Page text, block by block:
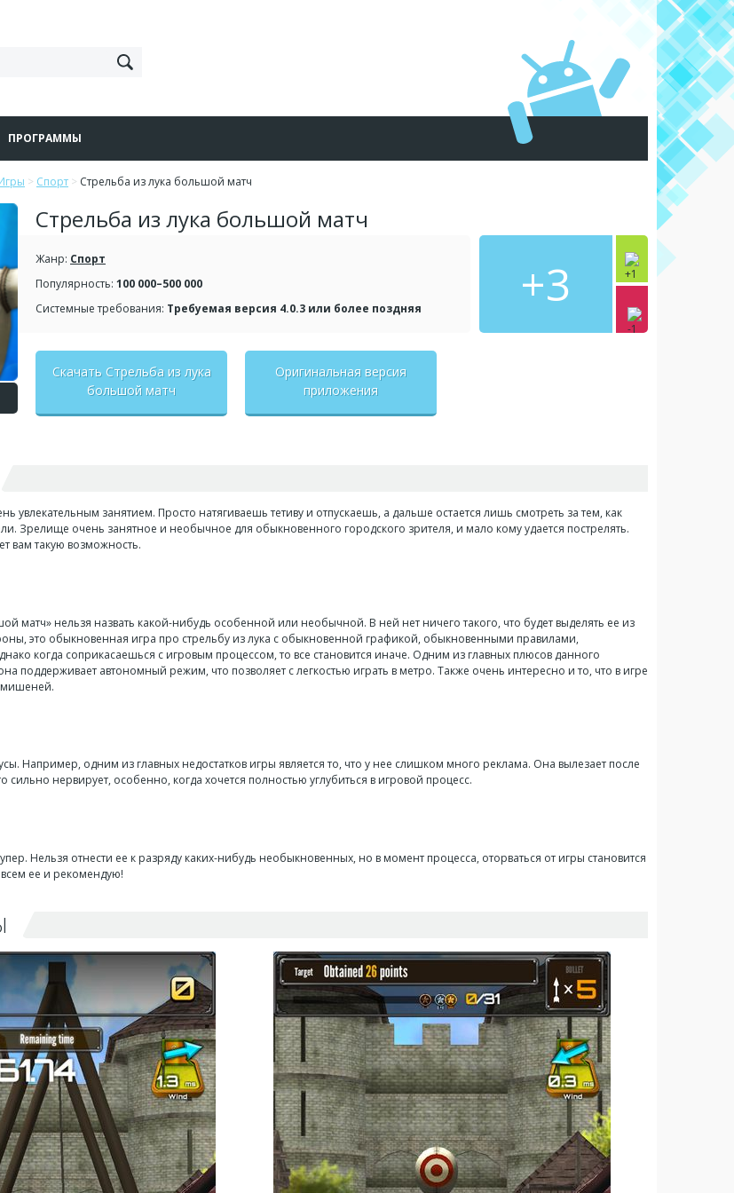
ПРОГРАММЫ
> Спорт > Стрельба из лука большой матч
Стрельба из лука большой матч
+3
Жанр: Спорт
Популярность: 100 000–500 000
Системные требования: Требуемая версия 4.0.3 или более поздняя
Скачать Стрельба из лука
большой матч
Оригинальная версия
приложения
увлекательным занятием. Просто натягиваешь тетиву и отпускаешь, а дальше остается лишь смотреть за тем, как
Зрелище очень занятное и необычное для обыкновенного городского зрителя, и мало кому удается пострелять.
вам такую возможность.
матч» нельзя назвать какой-нибудь особенной или необычной. В ней нет ничего такого, что будет выделять ее из
это обыкновенная игра про стрельбу из лука с обыкновенной графикой, обыкновенными правилами,
когда соприкасаешься с игровым процессом, то все становится иначе. Одним из главных плюсов данного
поддерживает автономный режим, что позволяет с легкостью играть в метро. Также очень интересно и то, что в игре
мишеней.
Например, одним из главных недостатков игры является то, что у нее слишком много реклама. Она вылезает после
сильно нервирует, особенно, когда хочется полностью углубиться в игровой процесс.
Нельзя отнести ее к разряду каких-нибудь необыкновенных, но в момент процесса, оторваться от игры становится
ее и рекомендую!